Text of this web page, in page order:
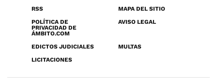
RSS
MAPA DEL SITIO
POLÍTICA DE
PRIVACIDAD DE
ÁMBITO.COM
AVISO LEGAL
EDICTOS JUDICIALES
MULTAS
LICITACIONES